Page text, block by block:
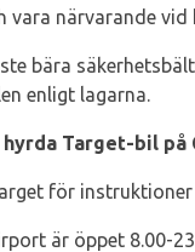
vara närvarande
bära
enligt lagarna.
Target-bil på
för
är öppet 8.00-